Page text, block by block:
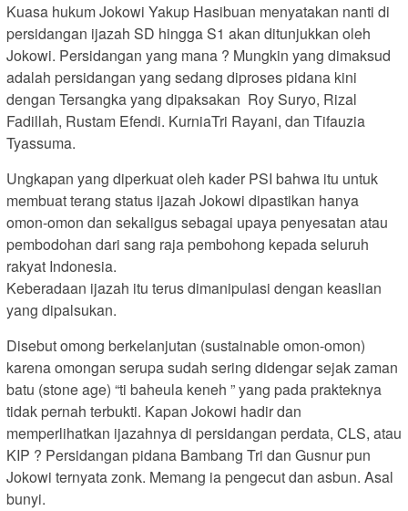
Kuasa hukum Jokowi Yakup Hasibuan menyatakan nanti di
persidangan ijazah SD hingga S1 akan ditunjukkan oleh
Jokowi. Persidangan yang mana ? Mungkin yang dimaksud
adalah persidangan yang sedang diproses pidana kini
dengan Tersangka yang dipaksakan Roy Suryo, Rizal
Fadillah, Rustam Efendi. KurniaTri Rayani, dan Tifauzia
Tyassuma.
Ungkapan yang diperkuat oleh kader PSI bahwa itu untuk
membuat terang status ijazah Jokowi dipastikan hanya
omon-omon dan sekaligus sebagai upaya penyesatan atau
pembodohan dari sang raja pembohong kepada seluruh
rakyat Indonesia.
Keberadaan ijazah itu terus dimanipulasi dengan keaslian
yang dipalsukan.
Disebut omong berkelanjutan (sustainable omon-omon)
karena omongan serupa sudah sering didengar sejak zaman
batu (stone age) “ti baheula keneh ” yang pada prakteknya
tidak pernah terbukti. Kapan Jokowi hadir dan
memperlihatkan ijazahnya di persidangan perdata, CLS, atau
KIP ? Persidangan pidana Bambang Tri dan Gusnur pun
Jokowi ternyata zonk. Memang ia pengecut dan asbun. Asal
bunyi.